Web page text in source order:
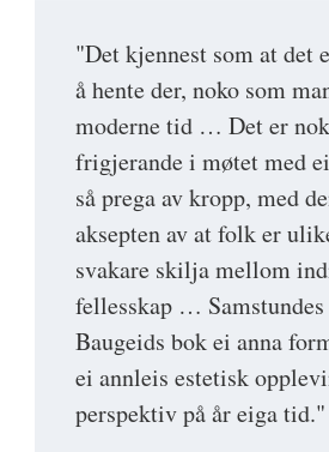
"Det kjennest som at det
å hente der, noko som
moderne tid … Det er
frigjerande i møtet med
så prega av kropp, med
aksepten av at folk er
svakare skilja mellom
fellesskap …
Baugeids bok ei anna
ei annleis estetisk
perspektiv på år eiga tid."